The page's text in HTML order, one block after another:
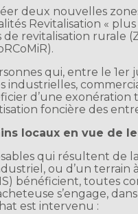
deux nouvelles
Revitalisation «
revitalisation rurale
qui, entre le
d’une exonération
foncière des
locaux en vue de
qui résultent de
ou d’un terrain
bénéficient, toutes
s’engage,
est intervenu :